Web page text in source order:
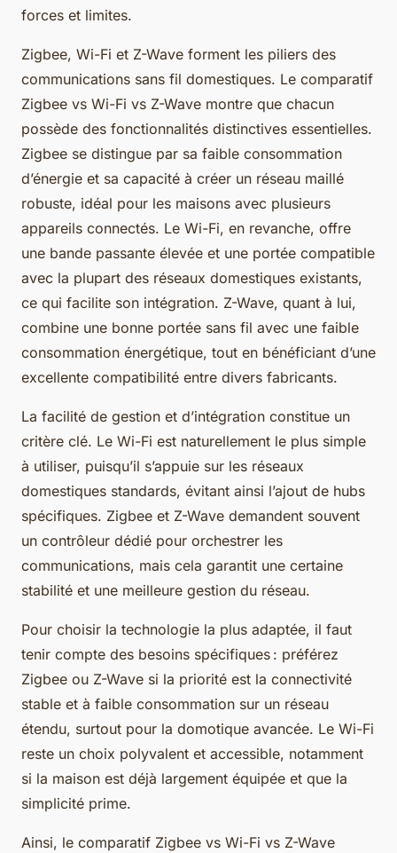
forces et limites.
Zigbee, Wi-Fi et Z-Wave forment les piliers des
communications sans fil domestiques. Le comparatif
Zigbee vs Wi-Fi vs Z-Wave montre que chacun
possède des fonctionnalités distinctives essentielles.
Zigbee se distingue par sa faible consommation
d’énergie et sa capacité à créer un réseau maillé
robuste, idéal pour les maisons avec plusieurs
appareils connectés. Le Wi-Fi, en revanche, offre
une bande passante élevée et une portée compatible
avec la plupart des réseaux domestiques existants,
ce qui facilite son intégration. Z-Wave, quant à lui,
combine une bonne portée sans fil avec une faible
consommation énergétique, tout en bénéficiant d’une
excellente compatibilité entre divers fabricants.
La facilité de gestion et d’intégration constitue un
critère clé. Le Wi-Fi est naturellement le plus simple
à utiliser, puisqu’il s’appuie sur les réseaux
domestiques standards, évitant ainsi l’ajout de hubs
spécifiques. Zigbee et Z-Wave demandent souvent
un contrôleur dédié pour orchestrer les
communications, mais cela garantit une certaine
stabilité et une meilleure gestion du réseau.
Pour choisir la technologie la plus adaptée, il faut
tenir compte des besoins spécifiques : préférez
Zigbee ou Z-Wave si la priorité est la connectivité
stable et à faible consommation sur un réseau
étendu, surtout pour la domotique avancée. Le Wi-Fi
reste un choix polyvalent et accessible, notamment
si la maison est déjà largement équipée et que la
simplicité prime.
Ainsi, le comparatif Zigbee vs Wi-Fi vs Z-Wave